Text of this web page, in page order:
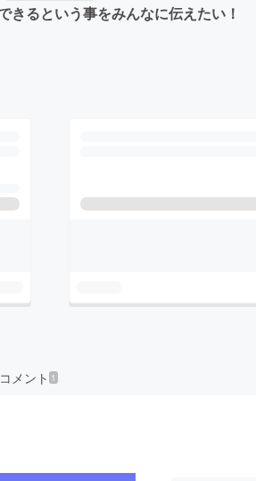
るという事をみんなに伝えたい！
コメント 1